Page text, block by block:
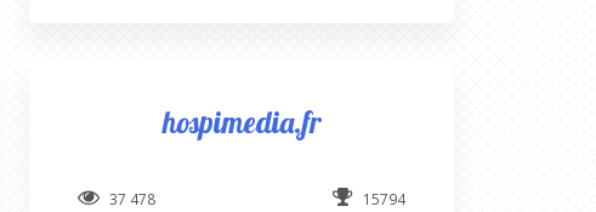
hospimedia.fr
37 478 15794